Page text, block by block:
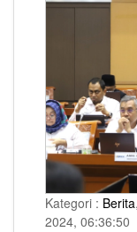
Kategori : Berita,
2024, 06:36:50